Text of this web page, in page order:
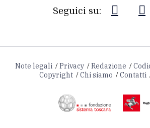
Seguici su:
Note legali Privacy Redazione
Copyright
Chi siamo Contatti